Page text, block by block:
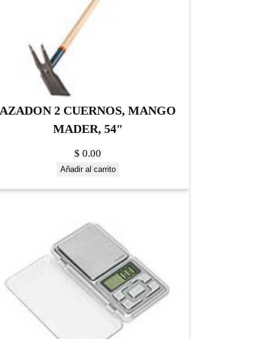
AZADON 2 CUERNOS, MANGO
MADER, 54″
$ 0.00
Añadir al carrito